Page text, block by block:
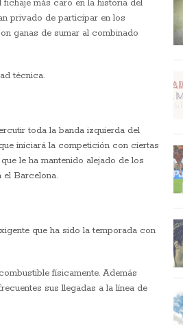
más caro en la historia del
privado de participar en los
ganas de sumar al combinado
técnica.
toda la banda izquierda del
iniciará la competición con ciertas
le ha mantenido alejado de los
Barcelona.
que ha sido la temporada con
físicamente. Además
sus llegadas a la línea de